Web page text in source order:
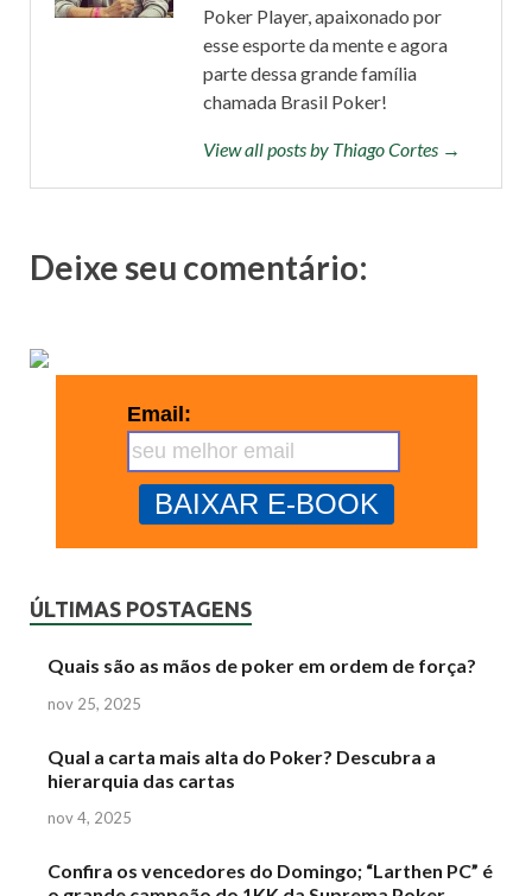
Poker Player, apaixonado por
esse esporte da mente e agora
parte dessa grande família
chamada Brasil Poker!
View all posts by Thiago Cortes →
Deixe seu comentário:
Email:
ÚLTIMAS POSTAGENS
Quais são as mãos de poker em ordem de força?
nov 25, 2025
Qual a carta mais alta do Poker? Descubra a
hierarquia das cartas
nov 4, 2025
Confira os vencedores do Domingo; “Larthen PC” é